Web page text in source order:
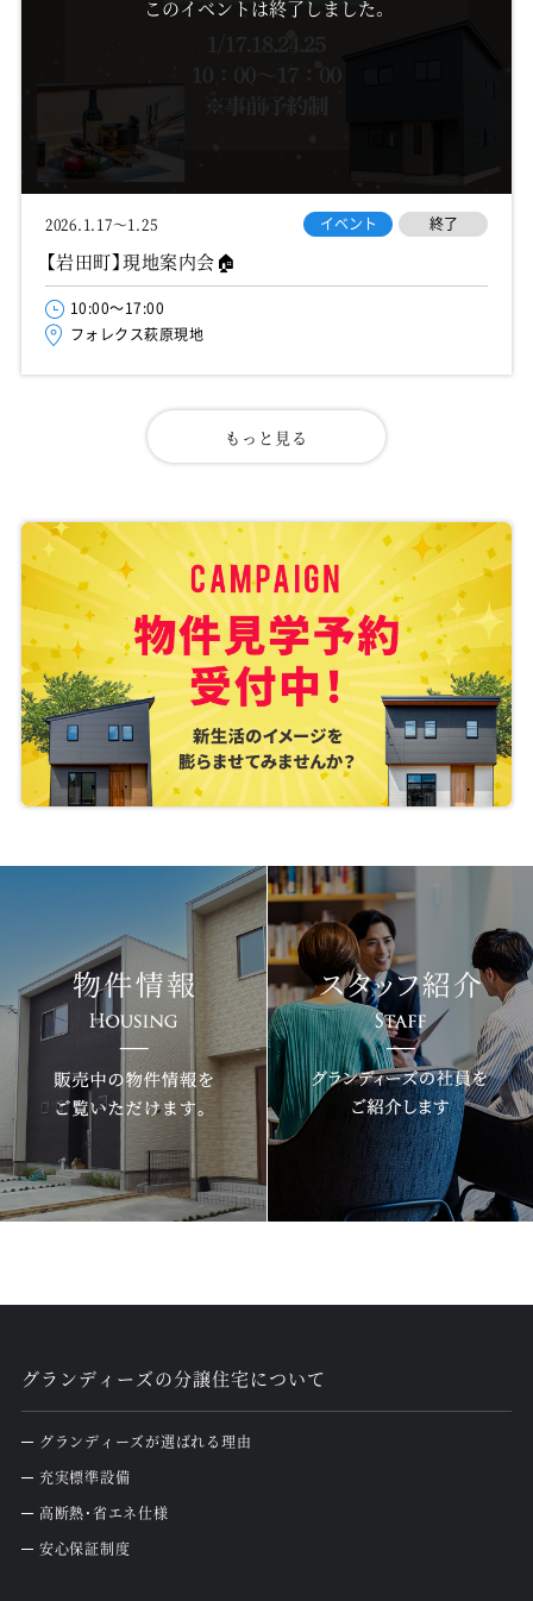
このイベントは終了しました。
2026.1.17～1.25 イベント 終了
【岩田町】現地案内会🏠
10:00～17:00
フォレクス萩原現地
もっと見る
グランディーズの分譲住宅について
グランディーズが選ばれる理由
充実標準設備
高断熱・省エネ仕様
安心保証制度